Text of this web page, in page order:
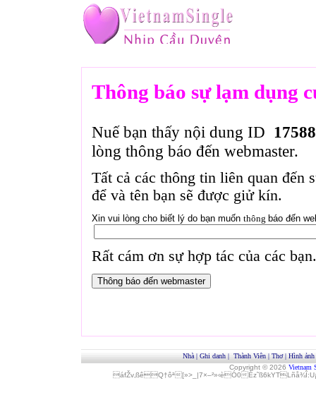
Thông báo sự lạm dụng
Nuế bạn thấy nội dung ID
lòng thông báo đến webmaster.
Tất cả các thông tin liên quan đến
để và tên bạn sẽ được giử kín.
Xin vui lòng cho biết lý do bạn muốn thông báo đến
Rất cám ơn sự hợp tác của các bạn.
Nhà | Ghi danh | Thành Viên | Thơ| Hình ảnh
Copyright © 2026 Vietnam
áfŽv‚ßêQ†ôª[»>_|7×–²»‹èÓ0